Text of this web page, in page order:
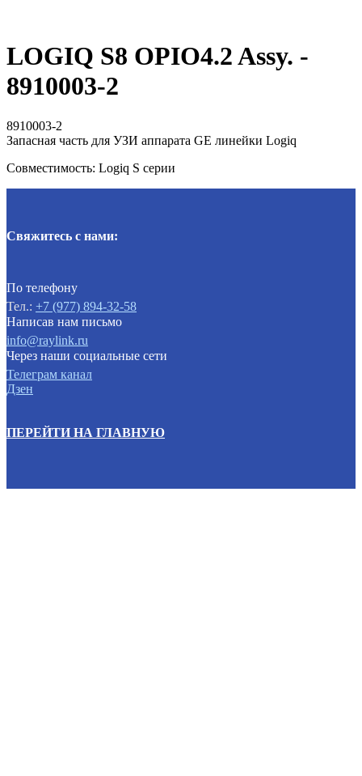
LOGIQ S8 OPIO4.2 Assy. -
8910003-2
8910003-2
Запасная часть для УЗИ аппарата GE линейки Logiq
Совместимость: Logiq S серии
Свяжитесь с нами:
По телефону
Тел.: +7 (977) 894-32-58
Написав нам письмо
info@raylink.ru
Через наши социальные сети
Телеграм канал
Дзен
ПЕРЕЙТИ НА ГЛАВНУЮ